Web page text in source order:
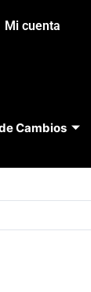
Mi cuenta
Cambios